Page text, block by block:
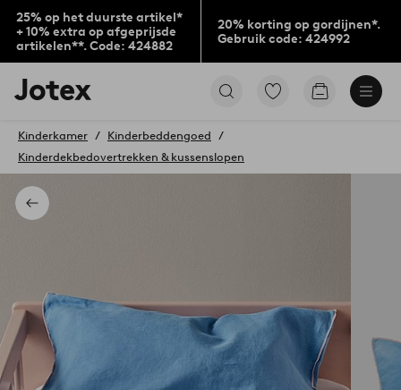
25% op het duurste artikel*
+ 10% extra op afgeprijsde
artikelen**. Code: 424882
20% korting op gordijnen*.
Gebruik code: 424992
Jotex
logo
go
to
the
home
page
Ga
Go
Terug
Kinderkamer
Kinderbeddengoed
Kinderdekbedovertrekken & kussenslopen